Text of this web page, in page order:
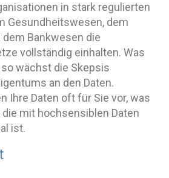
in stark regulierten
Gesundheitswesen, dem
Bankwesen die
vollständig einhalten. Was
wächst die Skepsis
an den Daten.
Ihre Daten oft für Sie vor, was
mit hochsensiblen Daten
ist.